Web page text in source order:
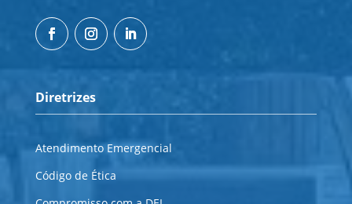
Diretrizes
Atendimento Emergencial
Código de Ética